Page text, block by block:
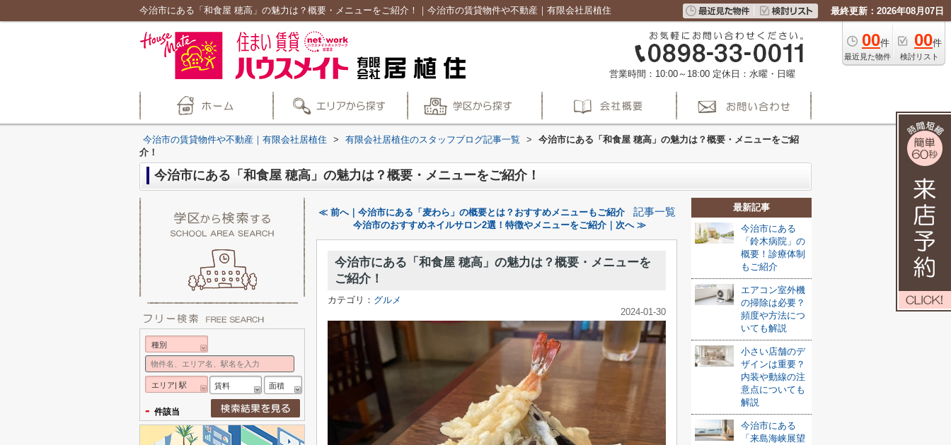
今治市にある「和食屋 穂高」の魅力は？概要・メニューをご紹介！｜今治市の賃貸物件や不動産｜有限会社居植住 最終更新：2026年08月07日
00件
最近見た物件
00件
検討リスト
営業時間：10:00～18:00 定休日：水曜・日曜
今治市の賃貸物件や不動産｜有限会社居植住 > 有限会社居植住のスタッフブログ記事一覧 >
今治市にある「和食屋 穂高」の魅力は？概要・メニューをご紹
介！
今治市にある「和食屋 穂高」の魅力は？概要・メニューをご紹介！
≪ 前へ｜今治市にある「麦わら」の概要とは？おすすめメニューもご紹介 記事一覧
今治市のおすすめネイルサロン2選！特徴やメニューをご紹介｜次へ ≫
今治市にある「和食屋 穂高」の魅力は？概要・メニューを
ご紹介！
カテゴリ： グルメ
2024-01-30
最新記事
今治市にある
「鈴木病院」の
概要！診療体制
もご紹介
エアコン室外機
の掃除は必要？
頻度や方法につ
いても解説
小さい店舗のデ
ザインは重要？
内装や動線の注
意点についても
解説
今治市にある
「来島海峡展望
種別
エリア| 駅 賃料 面積
- 件該当